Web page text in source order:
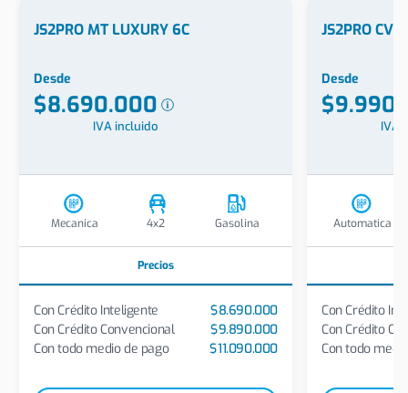
JS2PRO MT LUXURY 6C
Desde
$8.690.000
IVA incluido
Mecanica 4x2 Gasolina
Precios
Con Crédito Inteligente
$8.690.000
Con Crédito Convencional
$9.890.000
Con todo medio de pago
$11.090.000
JS2PRO
Desde
IVA
Automatica
Con Crédito
Con Crédito
Con todo